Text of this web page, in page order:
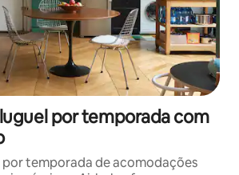
por temporada com
temporada de acomodações